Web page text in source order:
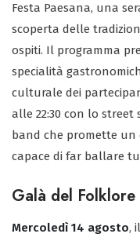
Festa Paesana, una
scoperta delle
ospiti. Il programma
specialità
culturale dei
alle 22:30 con lo street
band che promette un
capace di far ballare
Galà del Folklore
Mercoledì 14 agosto,